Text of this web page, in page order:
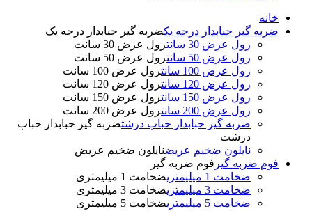
خانه
ضربه گیر حبابدار درجه یکضربه گیر حبابدار درجه یک
رول عرض 30 سانت
رول عرض 30 سانت
رول عرض 50 سانت
رول عرض 50 سانت
رول عرض 100 سانت
رول عرض 100 سانت
رول عرض 120 سانت
رول عرض 120 سانت
رول عرض 150 سانت
رول عرض 150 سانت
رول عرض 200 سانت
رول عرض 200 سانت
ضربه گیر حبابدار حباب درشتضربه گیر حبابدار حباب
درشت
نایلون ضخیم عریضنایلون ضخیم عریض
فوم ضربه گیر فوم ضربه گیر
ضخامت 1 میلیمتری
ضخامت 1 میلیمتری
ضخامت 3 میلیمتری
ضخامت 3 میلیمتری
ضخامت 5 میلیمتری
ضخامت 5 میلیمتری